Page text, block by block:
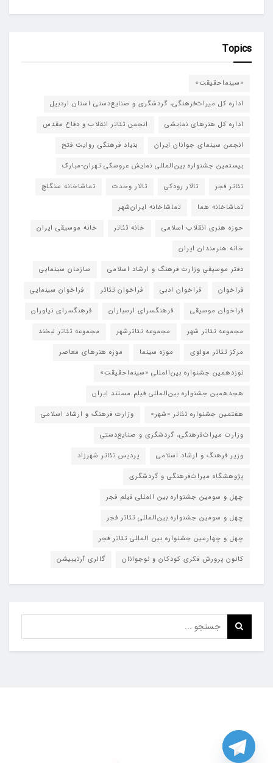
Topics
«سینماحقیقت»
اداره کل میراث‌فرهنگی، گردشگری و صنایع‌دستی استان اردبیل
اداره کل هنرهای نمایشی
انجمن تئاتر انقلاب و دفاع مقدس
انجمن سینمای جوانان ایران
بنیاد فرهنگی روایت فتح
بیستمین جشنواره بین‌المللی نمایش عروسکی تهران-مبارک
تئاتر فجر
تالار رودکی تالار وحدت
تماشاخانه سنگلج
تماشاخانه هما
تماشاخانه‌ ایران‌شهر
حوزه هنری انقلاب اسلامی
خانه تئاتر
خانه موسیقی ایران
خانه هنرمندان ایران
دفتر موسیقی وزارت فرهنگ و ارشاد اسلامی
سازمان سینمایی
فراخوان
فراخوان ادبی فراخوان تئاتر
فراخوان سینمایی
فراخوان موسیقی
فرهنگسرای ارسباران
فرهنگسرای نیاوران
مجموعه تئاتر شهر
مجموعه تئاترشهر
مجموعه تئاتر لبخند
مرکز تئاتر مولوی
موزه سینما
موزه هنرهای معاصر
نوزدهمین جشنواره بین‌المللی «سینماحقیقت»
هجدهمین جشنواره بین‌المللی فیلم مستند ایران
هفتمین جشنواره تئاتر «شهر»
وزارت فرهنگ و ارشاد اسلامی
وزارت میراث‌فرهنگی، گردشگری و صنایع‌دستی
وزیر فرهنگ و ارشاد اسلامی
پردیس تئاتر شهرزاد
پژوهشگاه میراث‌فرهنگی و گردشگری
چهل و سومین جشنواره بین المللی فیلم فجر
چهل و سومین جشنواره بین‌المللی تئاتر فجر
چهل و چهارمین جشنواره بین المللی تئاتر فجر
کانون پرورش فکری کودکان و نوجوانان
گالری آرتیبیشن